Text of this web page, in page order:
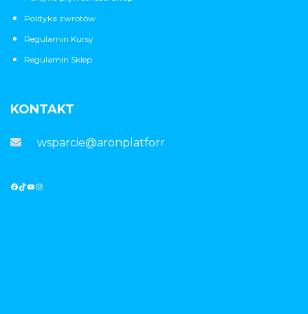
Polityka zwrotów
Regulamin Kursy
Regulamin Sklep
KONTAKT
wsparcie@aronplatforma.pl